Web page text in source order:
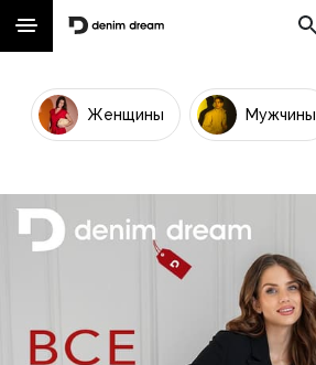
Женщины Мужчины